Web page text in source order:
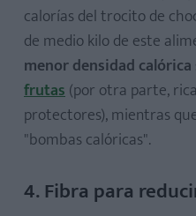
calorías del trocito de
de medio kilo de este
menor densidad calórica
frutas(por otra parte,
protectores), mientras
"bombas calóricas".
4. Fibra para